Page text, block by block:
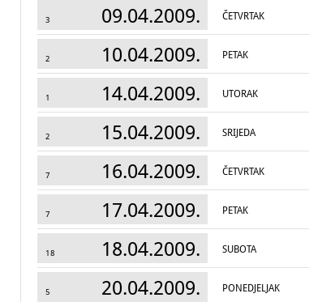
3 09.04.2009. ČETVRTAK
2 10.04.2009. PETAK
1 14.04.2009. UTORAK
2 15.04.2009. SRIJEDA
7 16.04.2009. ČETVRTAK
7 17.04.2009. PETAK
18 18.04.2009. SUBOTA
5 20.04.2009. PONEDJELJAK